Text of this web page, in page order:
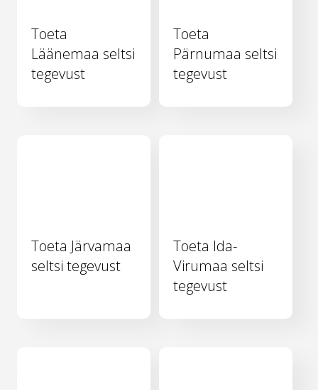
Toeta
Läänemaa seltsi
tegevust
Toeta
Pärnumaa seltsi
tegevust
Toeta Järvamaa
seltsi tegevust
Toeta Ida-
Virumaa seltsi
tegevust